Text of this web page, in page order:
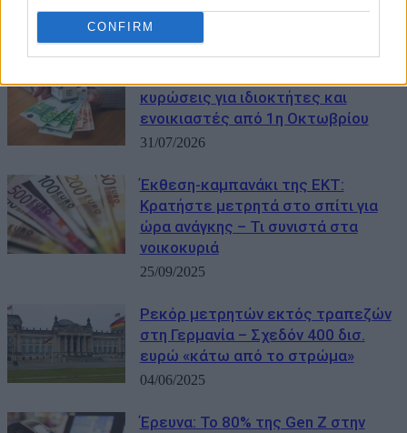
CONFIRM
ΜΠΟΡΕΙ ΝΑ ΣΑΣ ΕΝΔΙΑΦΕΡΕΙ
κυρώσεις για ιδιοκτήτες και
ενοικιαστές από 1η Οκτωβρίου
31/07/2026
Έκθεση-καμπανάκι της ΕΚΤ:
Κρατήστε μετρητά στο σπίτι για
ώρα ανάγκης – Τι συνιστά στα
νοικοκυριά
25/09/2025
Ρεκόρ μετρητών εκτός τραπεζών
στη Γερμανία – Σχεδόν 400 δισ.
ευρώ «κάτω από το στρώμα»
04/06/2025
Έρευνα: Το 80% της Gen Z στην